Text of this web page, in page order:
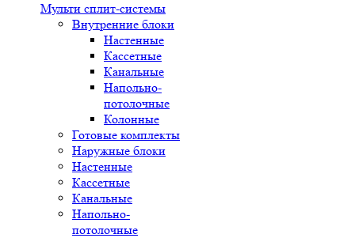
Мульти сплит-системы
Внутренние блоки
Настенные
Кассетные
Канальные
Напольно-
потолочные
Колонные
Готовые комплекты
Наружные блоки
Настенные
Кассетные
Канальные
Напольно-
потолочные